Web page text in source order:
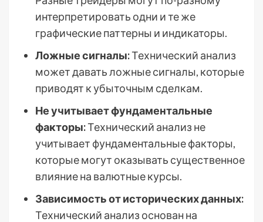
интерпретировать одни и те же
графические паттерны и индикаторы.
Ложные сигналы:Технический анализ
может давать ложные сигналы, которые
приводят к убыточным сделкам.
Не учитывает фундаментальные
факторы:Технический анализ не
учитывает фундаментальные факторы,
которые могут оказывать существенное
влияние на валютные курсы.
Зависимость от исторических данных:
Технический анализ основан на